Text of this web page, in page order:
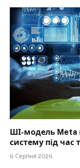
ШІ-модель Meta
систему під час
6 Серпня 2026